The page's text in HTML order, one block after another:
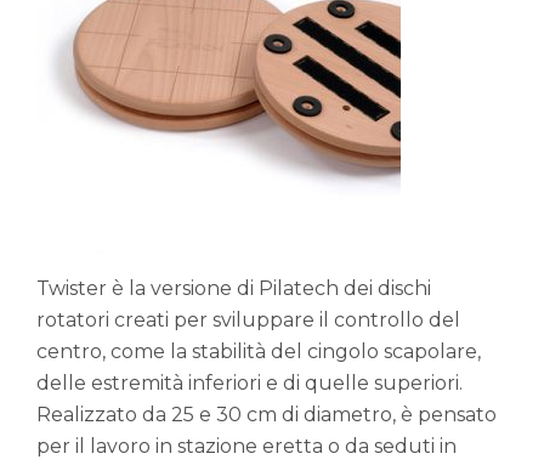
Twister è la versione di Pilatech dei dischi
rotatori creati per sviluppare il controllo del
centro, come la stabilità del cingolo scapolare,
delle estremità inferiori e di quelle superiori.
Realizzato da 25 e 30 cm di diametro, è pensato
per il lavoro in stazione eretta o da seduti in